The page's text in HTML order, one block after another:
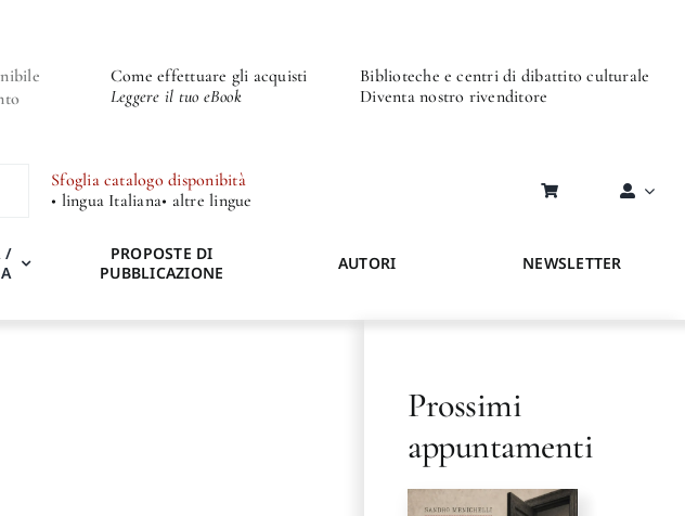
Come effettuare gli acquisti
Leggere il tuo eBook
Biblioteche e centri di dibattito culturale
Diventa nostro rivenditore
Sfoglia catalogo disponibità
• lingua Italiana• altre lingue
/
PROPOSTE DI
PUBBLICAZIONE
AUTORI NEWSLETTER
Prossimi
appuntamenti